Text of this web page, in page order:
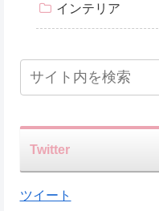
インテリア
Twitter
ツイート